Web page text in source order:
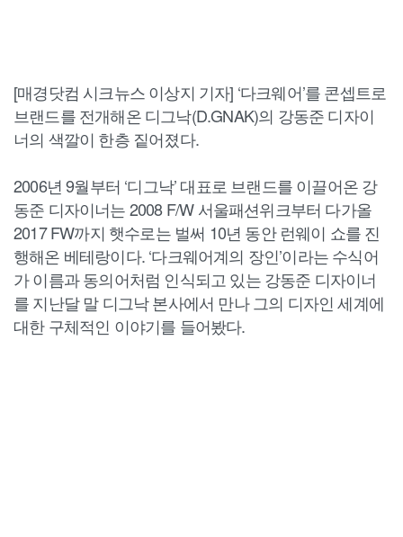
[매경닷컴 시크뉴스 이상지 기자] ‘다크웨어’를 콘셉트로
브랜드를 전개해온 디그낙(D.GNAK)의 강동준 디자이
너의 색깔이 한층 짙어졌다.
2006년 9월부터 ‘디그낙’ 대표로 브랜드를 이끌어온 강
동준 디자이너는 2008 F/W 서울패션위크부터 다가올
2017 FW까지 햇수로는 벌써 10년 동안 런웨이 쇼를 진
행해온 베테랑이다. ‘다크웨어계의 장인’이라는 수식어
가 이름과 동의어처럼 인식되고 있는 강동준 디자이너
를 지난달 말 디그낙 본사에서 만나 그의 디자인 세계에
대한 구체적인 이야기를 들어봤다.